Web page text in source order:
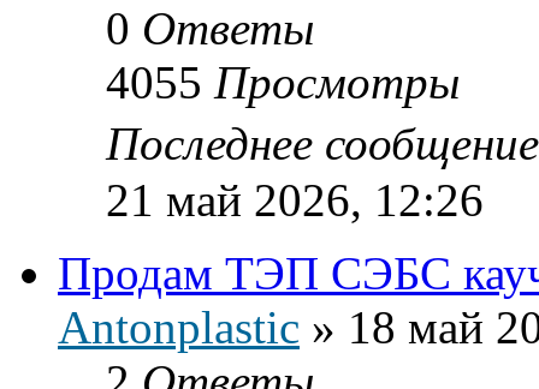
0 Ответы
4055 Просмотры
Последнее
21 май 2026, 12:26
Продам ТЭП СЭБС
Antonplastic » 18 май